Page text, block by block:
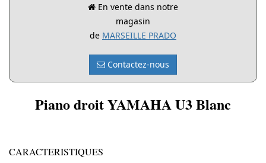
En vente dans notre
magasin
de MARSEILLE PRADO
Contactez-nous
Piano droit YAMAHA U3 Blanc
CARACTERISTIQUES